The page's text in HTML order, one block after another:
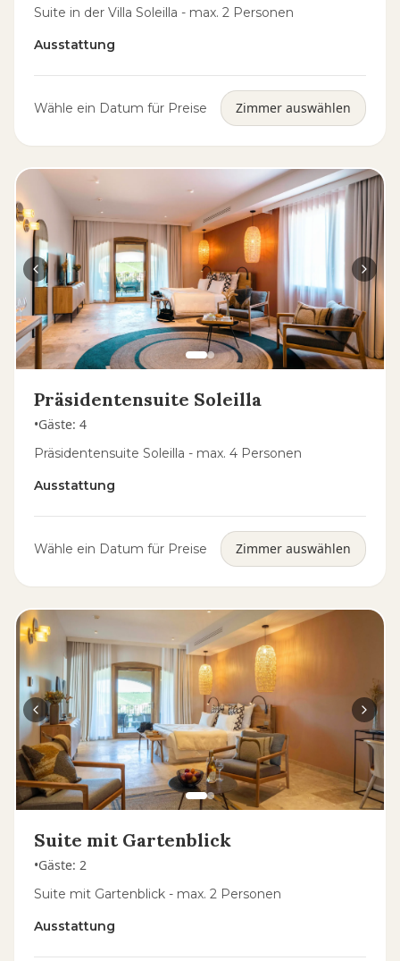
Suite in der Villa Soleilla - max. 2 Personen
Ausstattung
Wähle ein Datum für Preise Zimmer auswählen
Präsidentensuite Soleilla
•Gäste: 4
Präsidentensuite Soleilla - max. 4 Personen
Ausstattung
Wähle ein Datum für Preise Zimmer auswählen
Suite mit Gartenblick
•Gäste: 2
Suite mit Gartenblick - max. 2 Personen
Ausstattung